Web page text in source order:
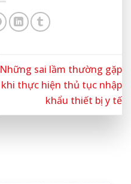
Những sai lầm thường gặp
khi thực hiện thủ tục nhập
khẩu thiết bị y tế